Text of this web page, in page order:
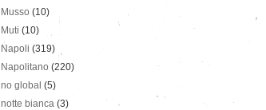
Musso (10)
Muti (10)
Napoli (319)
Napolitano (220)
no global (5)
notte bianca (3)